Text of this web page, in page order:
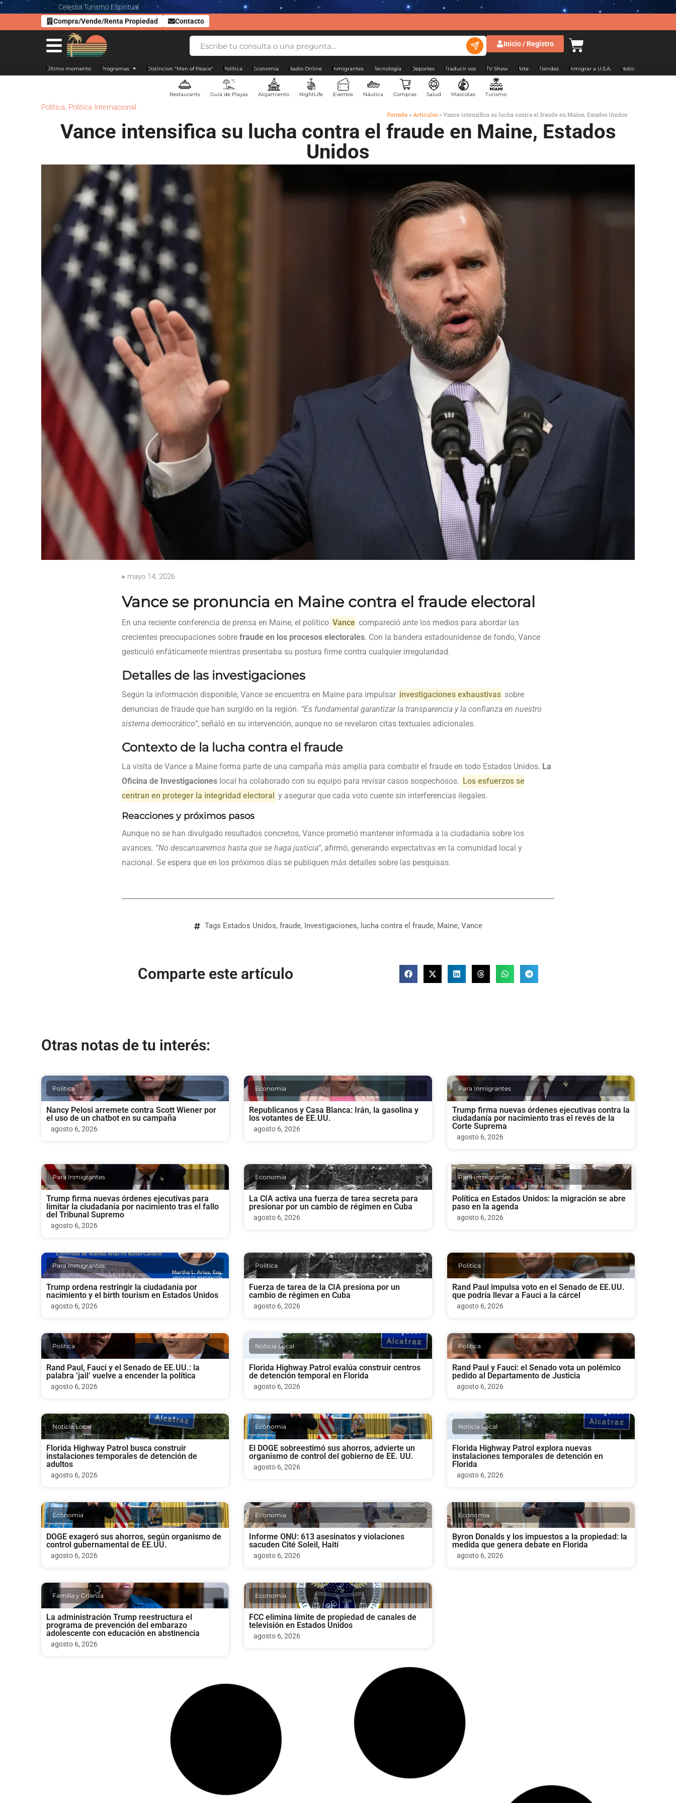
Celestia Turismo Espiritual
Compra/Vende/Renta Propiedad
Contacto
Inicio / Registro
Último momento Programas Distincion "Men of Peace" Politica Economia Radio Online Inmigrantes Tecnología Deportes Traducir voz TV Show Arte Tiendas Inmigrar a U.S.A. Noticias Argentina
Restaurants Guía de Playas Alojamiento NightLife Eventos Náutica Compras Salud Mascotas Turismo
Politica, Politica Internacional
Portada » Artículos » Vance intensifica su lucha contra el fraude en Maine, Estados Unidos
Vance intensifica su lucha contra el fraude en Maine, Estados
Unidos
mayo 14, 2026
Vance se pronuncia en Maine contra el fraude electoral
En una reciente conferencia de prensa en Maine, el político Vance compareció ante los medios para abordar las
crecientes preocupaciones sobre fraude en los procesos electorales. Con la bandera estadounidense de fondo, Vance
gesticuló enfáticamente mientras presentaba su postura firme contra cualquier irregularidad.
Detalles de las investigaciones
Según la información disponible, Vance se encuentra en Maine para impulsar investigaciones exhaustivas sobre
denuncias de fraude que han surgido en la región. “Es fundamental garantizar la transparencia y la confianza en nuestro
sistema democrático”, señaló en su intervención, aunque no se revelaron citas textuales adicionales.
Contexto de la lucha contra el fraude
La visita de Vance a Maine forma parte de una campaña más amplia para combatir el fraude en todo Estados Unidos. La
Oficina de Investigaciones local ha colaborado con su equipo para revisar casos sospechosos. Los esfuerzos se
centran en proteger la integridad electoral
y asegurar que cada voto cuente sin interferencias ilegales.
Reacciones y próximos pasos
Aunque no se han divulgado resultados concretos, Vance prometió mantener informada a la ciudadanía sobre los
avances. “No descansaremos hasta que se haga justicia”, afirmó, generando expectativas en la comunidad local y
nacional. Se espera que en los próximos días se publiquen más detalles sobre las pesquisas.
Tags Estados Unidos, fraude, Investigaciones, lucha contra el fraude, Maine, Vance
Comparte este artículo
Otras notas de tu interés:
Politica
Nancy Pelosi arremete contra Scott Wiener por
el uso de un chatbot en su campaña
agosto 6, 2026
Economia
Republicanos y Casa Blanca: Irán, la gasolina y
los votantes de EE.UU.
agosto 6, 2026
Para Inmigrantes
Trump firma nuevas órdenes ejecutivas contra la
ciudadanía por nacimiento tras el revés de la
Corte Suprema
agosto 6, 2026
Para Inmigrantes
Trump firma nuevas órdenes ejecutivas para
limitar la ciudadanía por nacimiento tras el fallo
del Tribunal Supremo
agosto 6, 2026
Economia
La CIA activa una fuerza de tarea secreta para
presionar por un cambio de régimen en Cuba
agosto 6, 2026
Para Inmigrantes
Política en Estados Unidos: la migración se abre
paso en la agenda
agosto 6, 2026
Para Inmigrantes
Trump ordena restringir la ciudadanía por
nacimiento y el birth tourism en Estados Unidos
agosto 6, 2026
Politica
Fuerza de tarea de la CIA presiona por un
cambio de régimen en Cuba
agosto 6, 2026
Politica
Rand Paul impulsa voto en el Senado de EE.UU.
que podría llevar a Fauci a la cárcel
agosto 6, 2026
Politica
Rand Paul, Fauci y el Senado de EE.UU.: la
palabra ‘jail’ vuelve a encender la política
agosto 6, 2026
Noticia Local
Florida Highway Patrol evalúa construir centros
de detención temporal en Florida
agosto 6, 2026
Politica
Rand Paul y Fauci: el Senado vota un polémico
pedido al Departamento de Justicia
agosto 6, 2026
Noticia Local
Florida Highway Patrol busca construir
instalaciones temporales de detención de
adultos
agosto 6, 2026
Economia
El DOGE sobreestimó sus ahorros, advierte un
organismo de control del gobierno de EE. UU.
agosto 6, 2026
Noticia Local
Florida Highway Patrol explora nuevas
instalaciones temporales de detención en
Florida
agosto 6, 2026
Economia
DOGE exageró sus ahorros, según organismo de
control gubernamental de EE.UU.
agosto 6, 2026
Economia
Informe ONU: 613 asesinatos y violaciones
sacuden Cité Soleil, Haití
agosto 6, 2026
Economia
Byron Donalds y los impuestos a la propiedad: la
medida que genera debate en Florida
agosto 6, 2026
Familia y Crianza
La administración Trump reestructura el
programa de prevención del embarazo
adolescente con educación en abstinencia
agosto 6, 2026
Economia
FCC elimina límite de propiedad de canales de
televisión en Estados Unidos
agosto 6, 2026
Andy Ogles: pulso republicano en las primarias
Fauci, declarado en desacato al Congreso por
panel del Senado de Estados Unidos
agosto 6, 2026
La administración Trump impulsa una reforma
de Head Start para reducir estándares
educativos en Estados Unidos
agosto 6, 2026
La carrera armamentista política: el auge de los
Bienestar y Salud Mental
El juez federal que también dirige una firma de